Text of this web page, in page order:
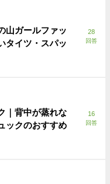
山ガールファッ
タイツ・スパッ
28
回答
｜背中が蒸れな
ックのおすすめ
16
回答